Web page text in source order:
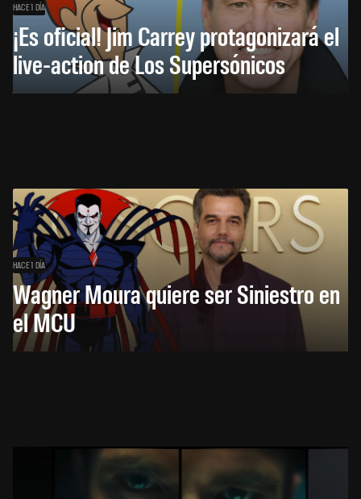
HACE 1 DÍA
¡Es oficial! Jim Carrey protagonizará el
live-action de Los Supersónicos
HACE 1 DÍA
Wagner Moura quiere ser Siniestro en
el MCU